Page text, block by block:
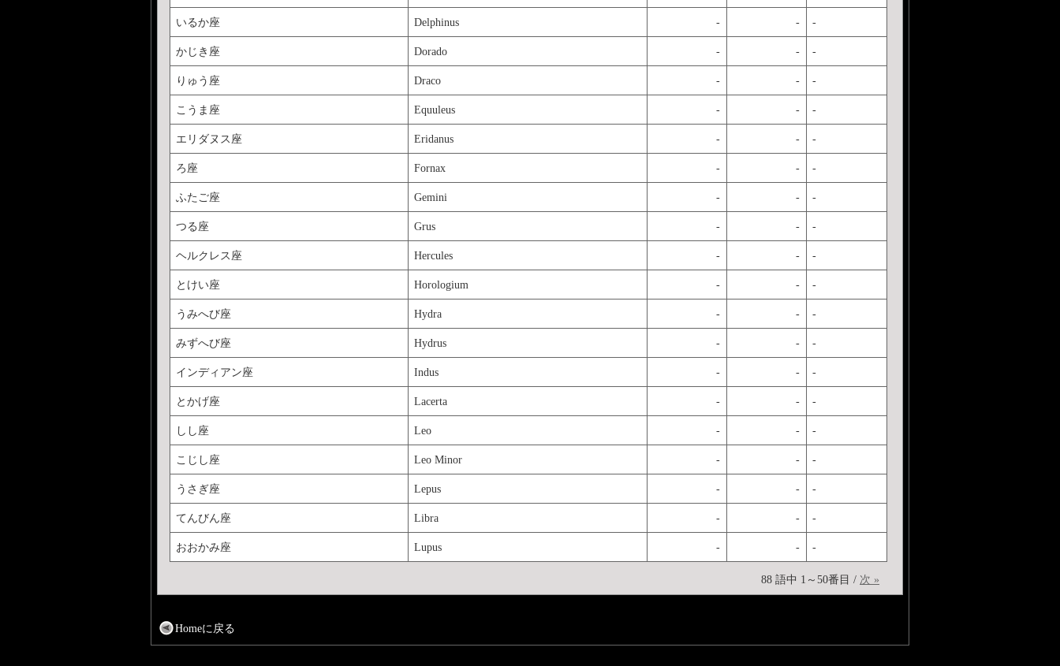
いるか座 Delphinus - - -
かじき座 Dorado - - -
りゅう座 Draco - - -
こうま座 Equuleus - - -
エリダヌス座 Eridanus - - -
ろ座 Fornax - - -
ふたご座 Gemini - - -
つる座 Grus - - -
ヘルクレス座 Hercules - - -
とけい座 Horologium - - -
うみへび座 Hydra - - -
みずへび座 Hydrus - - -
インディアン座 Indus - - -
とかげ座 Lacerta - - -
しし座 Leo - - -
こじし座 Leo Minor - - -
うさぎ座 Lepus - - -
てんびん座 Libra - - -
おおかみ座 Lupus - - -
88 語中 1～50番目 / 次 »
Homeに戻る